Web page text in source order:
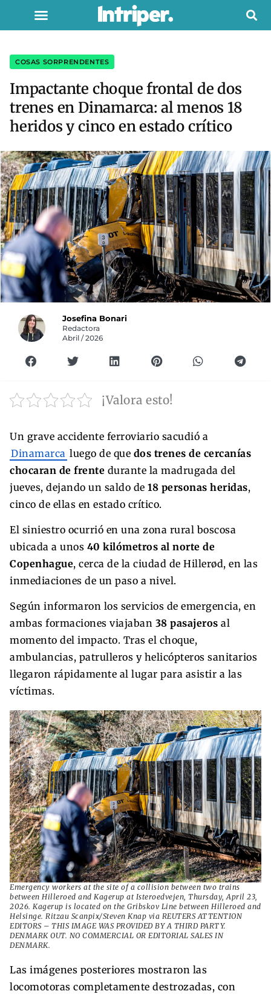
COSAS SORPRENDENTES
Impactante choque frontal de dos
trenes en Dinamarca: al menos 18
heridos y cinco en estado crítico
Josefina Bonari
Redactora
Abril / 2026
¡Valora esto!
Un grave accidente ferroviario sacudió a
Dinamarca luego de que dos trenes de cercanías
chocaran de frente durante la madrugada del
jueves, dejando un saldo de 18 personas heridas,
cinco de ellas en estado crítico.
El siniestro ocurrió en una zona rural boscosa
ubicada a unos 40 kilómetros al norte de
Copenhague, cerca de la ciudad de Hillerød, en las
inmediaciones de un paso a nivel.
Según informaron los servicios de emergencia, en
ambas formaciones viajaban 38 pasajeros al
momento del impacto. Tras el choque,
ambulancias, patrulleros y helicópteros sanitarios
llegaron rápidamente al lugar para asistir a las
víctimas.
Emergency workers at the site of a collision between two trains
between Hilleroed and Kagerup at Isteroedvejen, Thursday, April 23,
2026. Kagerup is located on the Gribskov Line between Hilleroed and
Helsinge. Ritzau Scanpix/Steven Knap via REUTERS ATTENTION
EDITORS – THIS IMAGE WAS PROVIDED BY A THIRD PARTY.
DENMARK OUT. NO COMMERCIAL OR EDITORIAL SALES IN
DENMARK.
Las imágenes posteriores mostraron las
locomotoras completamente destrozadas, con